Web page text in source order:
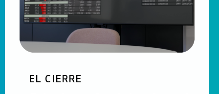
EL CIERRE